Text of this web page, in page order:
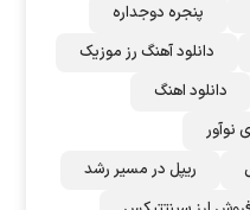
پنجره دوجداره
دانلود آهنگ رز‌ موزیک
دانلود اهنگ
نوآور
ریپل در مسیر رشد